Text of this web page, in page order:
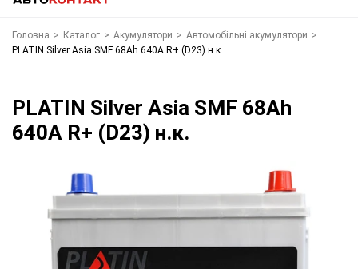
Головна > Каталог > Акумулятори > Автомобільні акумулятори >
PLATIN Silver Asia SMF 68Ah 640A R+ (D23) н.к.
PLATIN Silver Asia SMF 68Ah
640A R+ (D23) н.к.